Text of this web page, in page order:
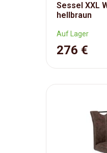
Sessel XXL
hellbraun
Auf Lager
276 €